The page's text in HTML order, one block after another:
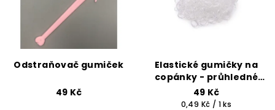
Odstraňovač gumiček
49 Kč
Elastické gumičky na
copánky - průhledné
100 ks
49 Kč
Měrná
0,49 Kč / 1 ks